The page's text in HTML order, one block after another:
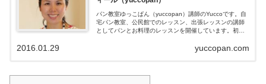
パン教室ゆっこぱん（yuccopan）講師のYuccoです。自
宅パン教室、公民館でのレッスン、出張レッスンの講師
としてパンとお料理のレッスンを開催しています。初め
上手に作れるようになりたい！という方も是非お問い合
yuccopan.com
2016.01.29